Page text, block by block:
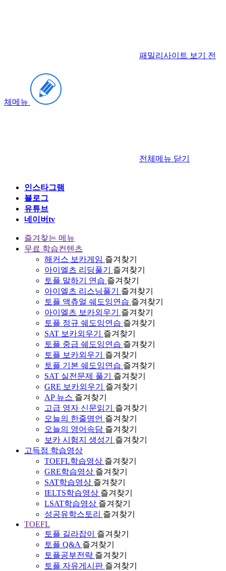
패밀리사이트 보기 전
체메뉴
전체메뉴 닫기
인스타그램
블로그
유튜브
네이버tv
즐겨찾는 메뉴
무료 학습컨텐츠
해커스 보카게임 즐겨찾기
아이엘츠 리딩풀기
즐겨찾기
토플 말하기 연습 즐겨찾기
아이엘츠 리스닝풀기
즐겨찾기
토플 액츄얼 쉐도잉연습 즐겨찾기
아이엘츠 보카외우기
즐겨찾기
토플 정규 쉐도잉연습 즐겨찾기
SAT 보카외우기
즐겨찾기
토플 중급 쉐도잉연습 즐겨찾기
토플 보카외우기
즐겨찾기
토플 기본 쉐도잉연습 즐겨찾기
SAT 실전문제 풀기
즐겨찾기
GRE 보카외우기
즐겨찾기
AP 뉴스 즐겨찾기
고급 영자 신문읽기
즐겨찾기
오늘의 한줄명언 즐겨찾기
오늘의 영어속담 즐겨찾기
보카 시험지 생성기
즐겨찾기
고득점 학습영상
TOEFL학습영상 즐겨찾기
GRE학습영상 즐겨찾기
SAT학습영상 즐겨찾기
IELTS학습영상 즐겨찾기
LSAT학습영상 즐겨찾기
성공유학스토리 즐겨찾기
TOEFL
토플 길라잡이
즐겨찾기
토플 Q&A 즐겨찾기
토플공부전략 즐겨찾기
토플 자유게시판 즐겨찾기